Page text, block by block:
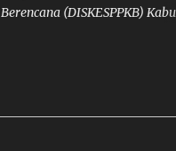
Berencana (DISKESPPKB)